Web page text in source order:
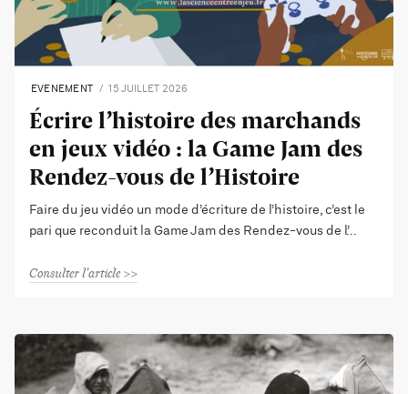
EVENEMENT 15 JUILLET 2026
Écrire l’histoire des marchands
en jeux vidéo : la Game Jam des
Rendez-vous de l’Histoire
Faire du jeu vidéo un mode d’écriture de l’histoire, c’est le
pari que reconduit la Game Jam des Rendez-vous de l’
Consulter l'article